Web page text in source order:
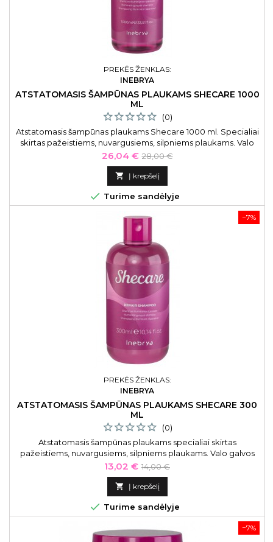
PREKĖS ŽENKLAS:
INEBRYA
ATSTATOMASIS ŠAMPŪNAS PLAUKAMS SHECARE 1000
ML
(0)
Atstatomasis šampūnas plaukams Shecare 1000 ml. Specialiai
skirtas pažeistiems, nuvargusiems, silpniems plaukams. Valo
galvos odą ir plaukus bei paruošia juos kitoms plaukų
priežiūros priemonėms. Atstatomasis šampūnas plaukams
Inebrya Shecare Repair Shampoo ICE26274, 1000 ml
Kaina
26,04 € Bazinė
kaina
28,00 €
 Į krepšelį
 Turime sandėlyje
−7%
PREKĖS ŽENKLAS:
INEBRYA
ATSTATOMASIS ŠAMPŪNAS PLAUKAMS SHECARE 300
ML
(0)
Atstatomasis šampūnas plaukams specialiai skirtas
pažeistiems, nuvargusiems, silpniems plaukams. Valo galvos
odą ir plaukus bei paruošia juos kitoms plaukų priežiūros
priemonėms Atstatomasis šampūnas plaukams Inebrya
Shecare Repair Shampoo ICE26273, 300 ml
Kaina
13,02 € Bazinė
kaina
14,00 €
 Į krepšelį
 Turime sandėlyje
−7%